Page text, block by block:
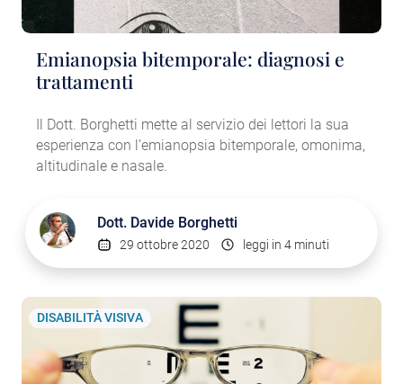
Emianopsia bitemporale: diagnosi e
trattamenti
Il Dott. Borghetti mette al servizio dei lettori la sua
esperienza con l’emianopsia bitemporale, omonima,
altitudinale e nasale.
Dott. Davide Borghetti
29 ottobre 2020 leggi in 4 minuti
DISABILITÀ VISIVA